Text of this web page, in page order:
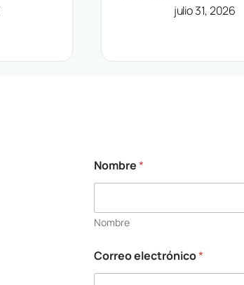
julio 31, 2026
Nombre*
Nombre
Correo electrónico*